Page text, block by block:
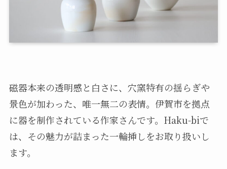
磁器本来の透明感と白さに、穴窯特有の揺らぎや
景色が加わった、唯一無二の表情。伊賀市を拠点
に器を制作されている作家さんです。Haku-biで
は、その魅力が詰まった一輪挿しをお取り扱いし
ます。